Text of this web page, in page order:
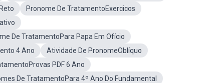
Pronome De TratamentoExercicos
De TratamentoPara Papa Em Ofício
4 Ano
Atividade De PronomeOblíquo
PDF 6 Ano
De TratamentoPara 4º Ano Do Fundamental